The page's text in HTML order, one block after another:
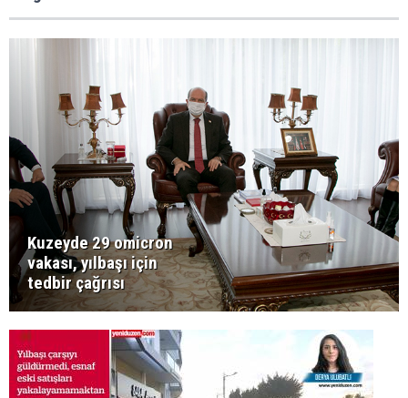
Kuzeyde 29 omicron
vakası, yılbaşı için
tedbir çağrısı